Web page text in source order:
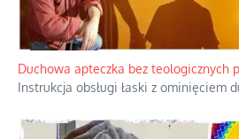
Niezwykły scenariusz bez państwowej
Reżyser Jerzy Zalewski przedstawia
dokumentów, wyzwania związane z
nieznane fakty dotyczące biografii...